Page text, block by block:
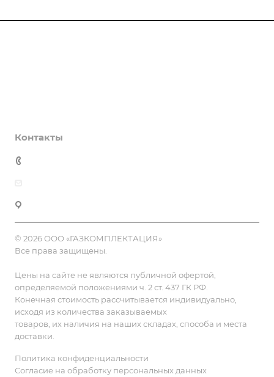
Контакты
© 2026 ООО «ГАЗКОМПЛЕКТАЦИЯ»
Все права защищены.
Цены на сайте не являются публичной офертой,
определяемой положениями ч. 2 ст. 437 ГК РФ.
Конечная стоимость рассчитывается индивидуально,
исходя из количества заказываемых
товаров, их наличия на наших складах, способа и места
доставки.
Политика конфиденциальности
Согласие на обработку персональных данных